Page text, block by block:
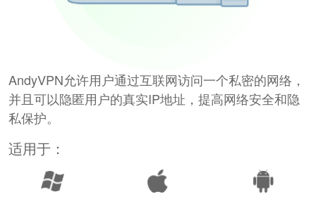
AndyVPN允许用户通过互联网访问一个私密的网络，
并且可以隐匿用户的真实IP地址，提高网络安全和隐
私保护。
适用于：